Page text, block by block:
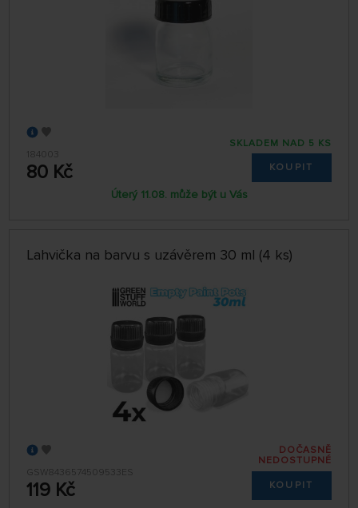
184003
80 Kč
SKLADEM NAD 5 KS
KOUPIT
Úterý 11.08. může být u Vás
Lahvička na barvu s uzávěrem 30 ml (4 ks)
GSW8436574509533ES
119 Kč
DOČASNĚ
NEDOSTUPNÉ
KOUPIT